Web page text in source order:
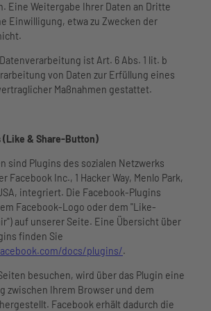
Eine Weitergabe Ihrer Daten an Dritte
Einwilligung, etwa zu Zwecken der
ist Art. 6 Abs. 1 lit. b
von Daten zur Erfüllung eines
Maßnahmen gestattet.
(Like & Share-Button)
sind Plugins des sozialen Netzwerks
Facebook Inc., 1 Hacker Way, Menlo Park,
integriert. Die Facebook-Plugins
Facebook-Logo oder dem "Like-
auf unserer Seite. Eine Übersicht über
finden Sie
docs/plugins/.
besuchen, wird über das Plugin eine
zwischen Ihrem Browser und dem
Facebook erhält dadurch die